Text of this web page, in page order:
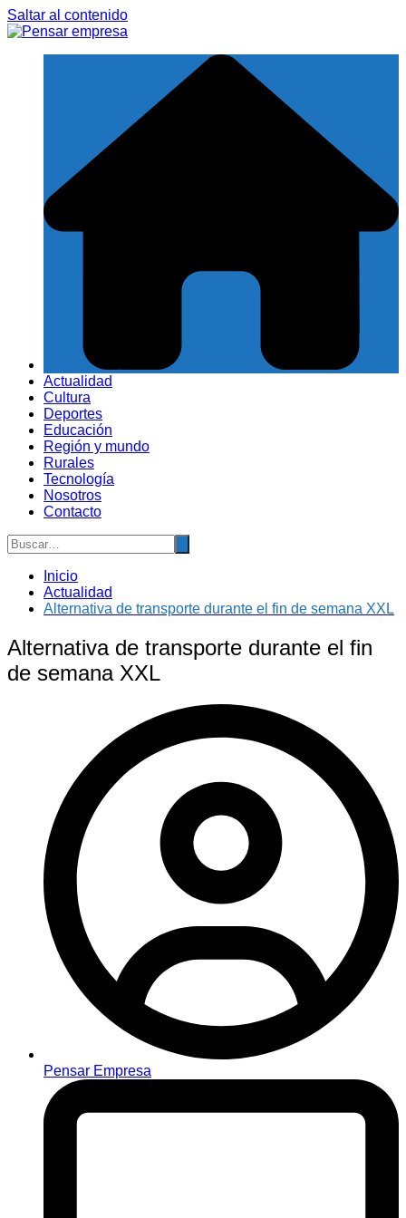
Saltar al contenido
Actualidad
Cultura
Deportes
Educación
Región y mundo
Rurales
Tecnología
Nosotros
Contacto
Inicio
Actualidad
Alternativa de transporte durante el fin de semana XXL
Alternativa de transporte durante el fin
de semana XXL
Pensar Empresa